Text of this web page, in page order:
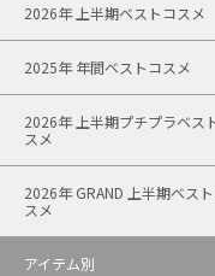
2026年 上半期ベストコスメ
2025年 年間ベストコスメ
2026年 上半期プチプラベス
スメ
2026年 GRAND 上半期ベス
スメ
アイテム別